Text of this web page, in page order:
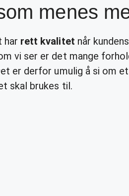
menes
har rett kvalitet når
vi ser er det mange
er derfor umulig å si om
skal brukes til.